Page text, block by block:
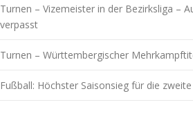
Turnen – Vizemeister in der Bezirksliga –
verpasst
Turnen – Württembergischer
Fußball: Höchster Saisonsieg für die